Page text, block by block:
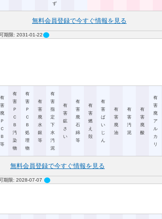
ず
無料会員登録で今すぐ情報を見る
期限: 2031-01-22circle
有
害
廃
Ｐ
Ｃ
Ｂ
等
有
害
Ｐ
Ｃ
Ｂ
汚
染
物
有
害
Ｐ
Ｃ
Ｂ
処
理
物
有
害
廃
水
銀
等
有
害
指
定
下
水
汚
泥
有
害
鉱
さ
い
有
害
廃
石
綿
等
有
害
燃
え
殻
有
害
ば
い
じ
ん
有
害
廃
油
有
害
汚
泥
有
害
廃
酸
有
害
廃
ア
ル
カ
リ
無料会員登録で今すぐ情報を見る
期限: 2028-07-07 circle